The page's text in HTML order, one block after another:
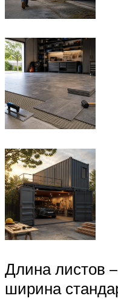
Длина листов
ширина